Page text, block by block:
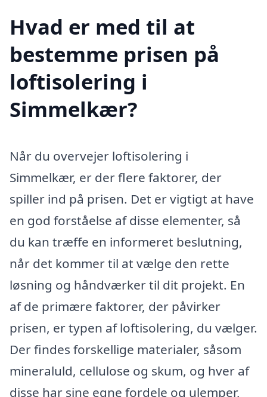
Hvad er med til at
bestemme prisen på
loftisolering i
Simmelkær?
Når du overvejer loftisolering i
Simmelkær, er der flere faktorer, der
spiller ind på prisen. Det er vigtigt at have
en god forståelse af disse elementer, så
du kan træffe en informeret beslutning,
når det kommer til at vælge den rette
løsning og håndværker til dit projekt. En
af de primære faktorer, der påvirker
prisen, er typen af loftisolering, du vælger.
Der findes forskellige materialer, såsom
mineraluld, cellulose og skum, og hver af
disse har sine egne fordele og ulemper,